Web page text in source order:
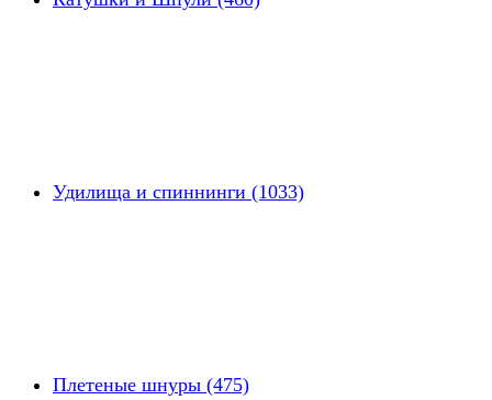
Удилища и спиннинги (1033)
Плетеные шнуры (475)